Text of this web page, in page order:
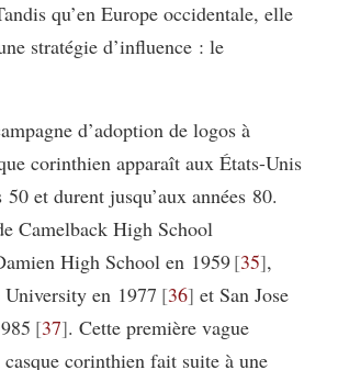
qu’en Europe occidentale, elle
stratégie d’influence : le
d’adoption de logos à
corinthien apparaît aux États-Unis
50 et durent jusqu’aux années 80.
Camelback High School
High School en 1959 35 ,
en 1977 36 et San Jose
37 . Cette première vague
corinthien fait suite à une